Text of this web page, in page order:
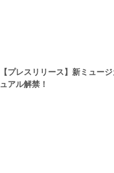
【プレスリリース】新ミュー
ュアル解禁！